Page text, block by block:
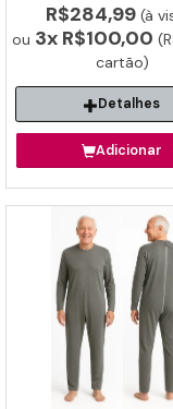
despir sem
R$284,99 (à
ou 3x R$100,00
cartão)
Detalhes